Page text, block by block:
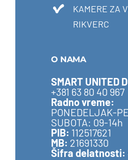
KAMERE ZA
RIKVERC
O NAMA
SMART UNITED
+381 63 80 40 967
Radno vreme:
PONEDELJAK-
SUBOTA: 09-14h
PIB: 112517621
MB: 21691330
Šifra delatnosti: